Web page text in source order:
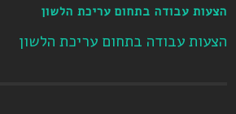
הצעות עבודה בתחום עריכת הלשון
הצעות עבודה בתחום עריכת הלשון